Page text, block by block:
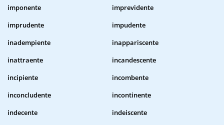
imponente
imprevidente
imprudente
impudente
inadempiente
inappariscente
inattraente
incandescente
incipiente
incombente
inconcludente
incontinente
indecente
indeiscente